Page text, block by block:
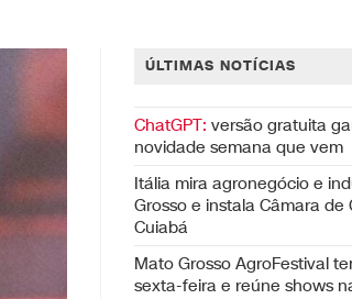
ÚLTIMAS NOTÍCIAS
ChatGPT: versão gratuita
novidade semana que vem
Itália mira agronegócio e
Grosso e instala Câmara de
Cuiabá
Mato Grosso AgroFestival
sexta-feira e reúne shows